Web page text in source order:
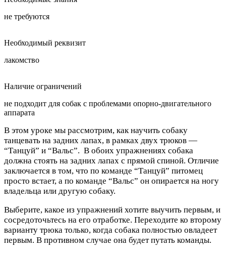
не требуются
Необходимый реквизит
лакомство
Наличие ограничений
не подходит для собак с проблемами опорно-двигательного
аппарата
В этом уроке мы рассмотрим, как научить собаку
танцевать на задних лапах, в рамках двух трюков —
“Танцуй” и “Вальс”. В обоих упражнениях собака
должна стоять на задних лапах с прямой спиной. Отличие
заключается в том, что по команде “Танцуй” питомец
просто встает, а по команде “Вальс” он опирается на ногу
владельца или другую собаку.
Выберите, какое из упражнений хотите выучить первым, и
сосредоточьтесь на его отработке. Переходите ко второму
варианту трюка только, когда собака полностью овладеет
первым. В противном случае она будет путать команды.